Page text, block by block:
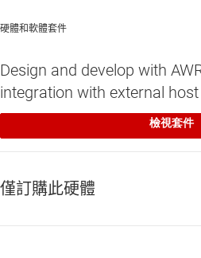
硬體和軟體套件
Design and develop with
integration with external
檢視套件
僅訂購此硬體